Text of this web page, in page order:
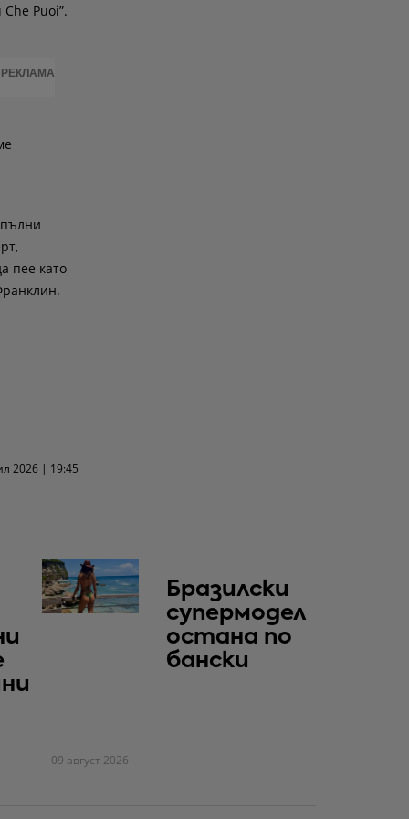
Puoi”.
РЕКЛАМА
пее като
2026 | 19:45
Бразилски
супермодел
остана по
бански
09 август 2026